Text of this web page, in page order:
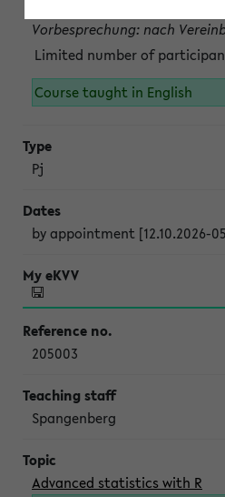
Vorbesprechung: nach
Limited number of
Course taught in English
Pj
by appointment [12.10.2026-
205003
Spangenberg
Advanced statistics with R